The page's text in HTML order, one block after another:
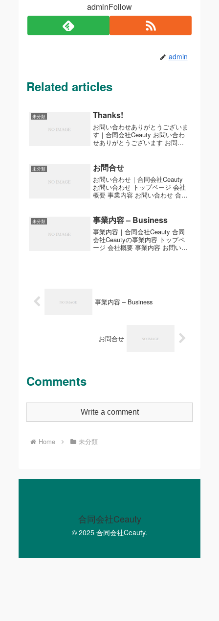
adminFollow
admin
Related articles
未分類 Thanks!
お問い合わせありがとうございま
す｜合同会社Ceauty お問い合わ
せありがとうございます お問い
担当より折り返しご連絡いたしま
す。 トップページに戻る © 2025
合同会社Cea...
未分類 お問合せ
お問い合わせ｜合同会社Ceauty
お問い合わせ トップページ 会社
概要 事業内容 お問い合わせ 合同
寄せください。 お名前 メールア
ドレス 件名 お問い合わせ内容 送
信する ...
未分類 事業内容 – Business
事業内容｜合同会社Ceauty 合同
会社Ceautyの事業内容 トップペ
ージ 会社概要 事業内容 お問い合
事業内容 – Business
お問合せ
Comments
Write a comment
Home 未分類
合同会社Ceauty
© 2025 合同会社Ceauty.